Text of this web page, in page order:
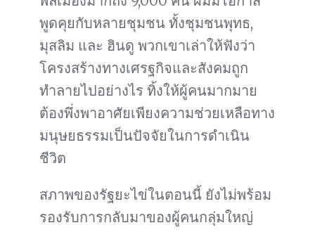
พูดคุยกับหลายชุมชน ทั้งชุมชนพุทธ,
มุสลิม และ ฮินดู พวกเขาเล่าให้ฟังว่า
โครงสร้างทางเศรฐกิจและสังคมถูก
ทำลายไปอย่างไร ทิ้งให้ผู้คนมากมาย
ต้องพึ่งพาอาศัยเพียงความช่วยเหลือทาง
มนุษยธรรมเป็นปัจจัยในการดำเนิน
ชีวิต
สภาพของรัฐยะไข่ในตอนนี้ ยังไม่พร้อม
รองรับการกลับมาของผู้คนกลุ่มใหญ่